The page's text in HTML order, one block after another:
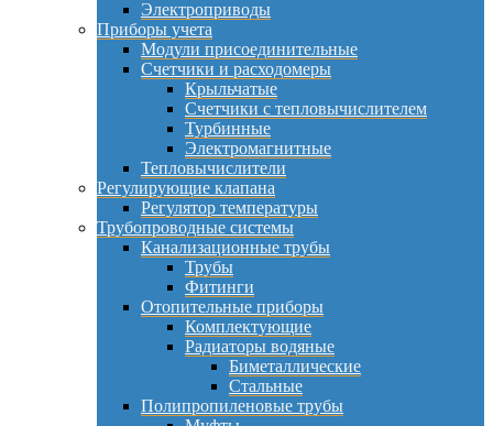
Электроприводы
Приборы учета
Модули присоединительные
Счетчики и расходомеры
Крыльчатые
Счетчики с тепловычислителем
Турбинные
Электромагнитные
Тепловычислители
Регулирующие клапана
Регулятор температуры
Трубопроводные системы
Канализационные трубы
Трубы
Фитинги
Отопительные приборы
Комплектующие
Радиаторы водяные
Биметаллические
Стальные
Полипропиленовые трубы